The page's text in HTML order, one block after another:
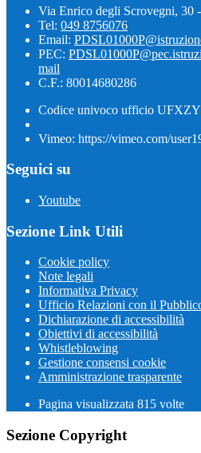
Via Enrico degli Scrovegni, 30
Tel: 049 8756076
Email:
PEC:
mail
C.F.: 80014680286
Codice univoco ufficio
Vimeo: https://vimeo.com/
Seguici su
Youtube
Sezione Link Utili
Cookie policy
Note legali
Informativa Privacy
Ufficio Relazioni con il
Dichiarazione di accessibilità
Obiettivi di accessibilità
Whistleblowing
Gestione consensi cookie
Amministrazione trasparente
Pagina visualizzata 815 volte
Sezione Copyright